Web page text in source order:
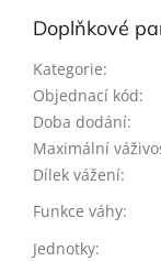
Doplňkové
Kategorie:
Objednací kód:
Doba dodání:
Maximální
Dílek vážení:
Funkce váhy:
Jednotky: